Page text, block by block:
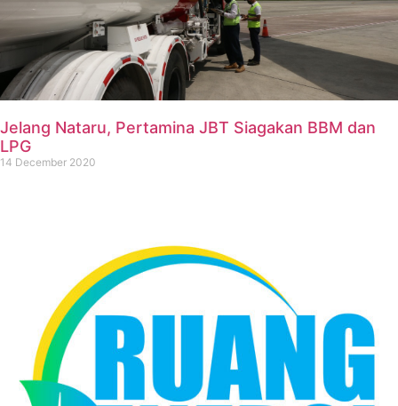
Jelang Nataru, Pertamina JBT Siagakan BBM dan
LPG
14 December 2020